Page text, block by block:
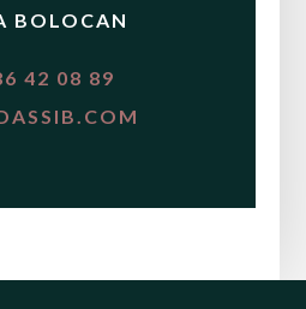
BOLOCAN
42 08 89